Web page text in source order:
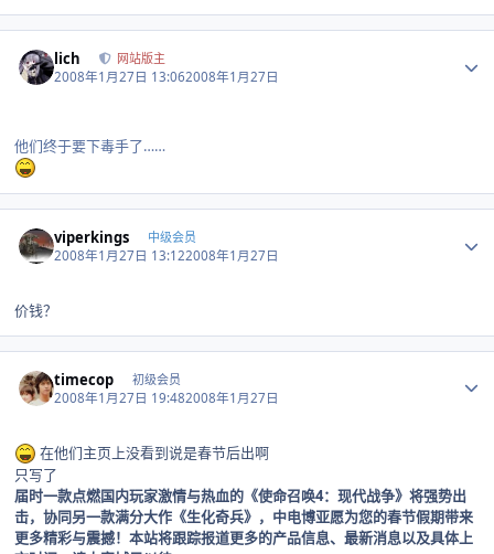
lich 网站版主
2008年1月27日 13:062008年1月27日
他们终于要下毒手了……
viperkings 中级会员
2008年1月27日 13:122008年1月27日
价钱？
timecop 初级会员
2008年1月27日 19:482008年1月27日
在他们主页上没看到说是春节后出啊
只写了
届时一款点燃国内玩家激情与热血的《使命召唤4：现代战争》将强势出
击，协同另一款满分大作《生化奇兵》，中电博亚愿为您的春节假期带来
更多精彩与震撼！本站将跟踪报道更多的产品信息、最新消息以及具体上